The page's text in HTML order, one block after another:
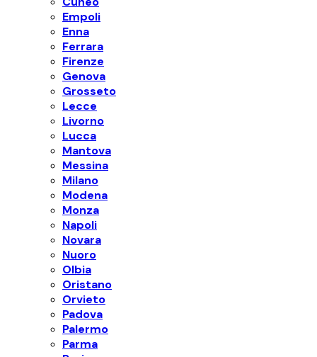
Empoli
Enna
Ferrara
Firenze
Genova
Grosseto
Lecce
Livorno
Lucca
Mantova
Messina
Milano
Modena
Monza
Napoli
Novara
Nuoro
Olbia
Oristano
Orvieto
Padova
Palermo
Parma